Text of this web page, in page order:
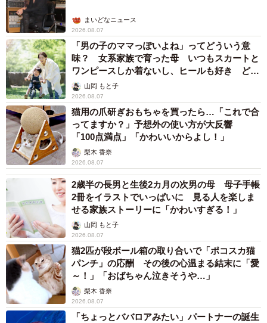
まいどなニュース
2026.08.07
「男の子のママっぽいよね」ってどういう意
味？ 女系家族で育った母 いつもスカートと
ワンピースしか着ないし、ヒールも好き どの
へんが…
山岡 もと子
2026.08.07
猫用の爪研ぎおもちゃを買ったら…「これで合
ってますか？」予想外の使い方が大反響
「100点満点」「かわいいからよし！」
梨木 香奈
2026.08.07
2歳半の長男と生後2カ月の次男の母 母子手帳
2冊をイラストでいっぱいに 見る人を楽しま
せる家族ストーリーに「かわいすぎる！」
山岡 もと子
2026.08.07
猫2匹が段ボール箱の取り合いで「ポコスカ猫
パンチ」の応酬 その後の心温まる結末に「愛
～！」「おばちゃん泣きそうや…」
梨木 香奈
2026.08.07
「ちょっとババロアみたい」パートナーの誕生